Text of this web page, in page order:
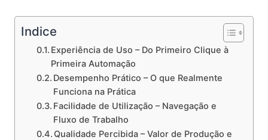
Indice
Experiência de Uso – Do Primeiro Clique à
Primeira Automação
Desempenho Prático – O que Realmente
Funciona na Prática
Facilidade de Utilização – Navegação e
Fluxo de Trabalho
Qualidade Percibida – Valor de Produção e